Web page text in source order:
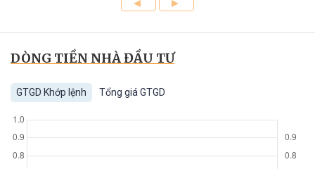
DÒNG TIỀN NHÀ ĐẦU TƯ
GTGD Khớp lệnh Tổng giá GTGD